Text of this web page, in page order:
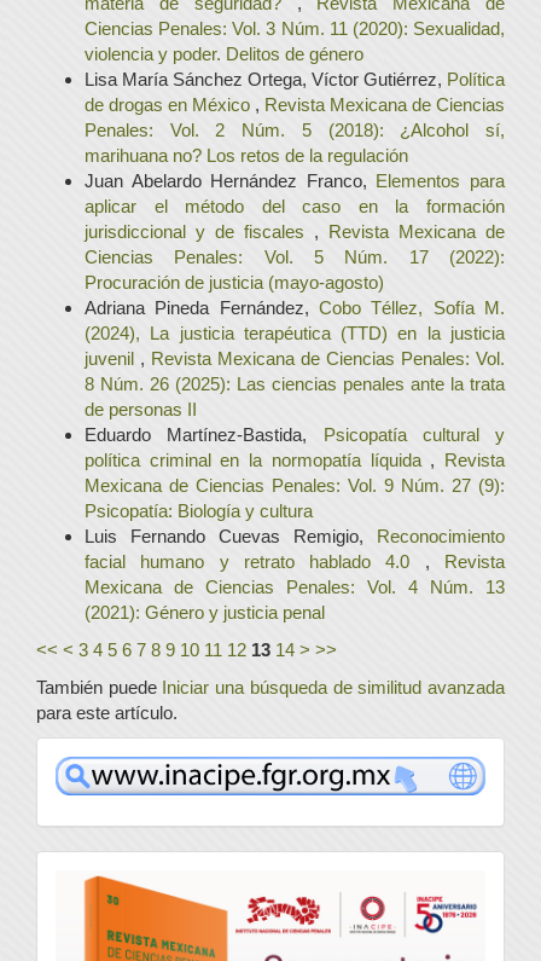
Ciencias Penales: Vol. 3 Núm. 11 (2020): Sexualidad,
violencia y poder. Delitos de género
Lisa María Sánchez Ortega, Víctor Gutiérrez, Política
de drogas en México , Revista Mexicana de Ciencias
Penales: Vol. 2 Núm. 5 (2018): ¿Alcohol sí,
marihuana no? Los retos de la regulación
Juan Abelardo Hernández Franco, Elementos para
aplicar el método del caso en la formación
jurisdiccional y de fiscales , Revista Mexicana de
Ciencias Penales: Vol. 5 Núm. 17 (2022):
Procuración de justicia (mayo-agosto)
Adriana Pineda Fernández, Cobo Téllez, Sofía M.
(2024), La justicia terapéutica (TTD) en la justicia
juvenil , Revista Mexicana de Ciencias Penales: Vol.
8 Núm. 26 (2025): Las ciencias penales ante la trata
de personas II
Eduardo Martínez-Bastida, Psicopatía cultural y
política criminal en la normopatía líquida , Revista
Mexicana de Ciencias Penales: Vol. 9 Núm. 27 (9):
Psicopatía: Biología y cultura
Luis Fernando Cuevas Remigio, Reconocimiento
facial humano y retrato hablado 4.0 , Revista
Mexicana de Ciencias Penales: Vol. 4 Núm. 13
(2021): Género y justicia penal
<< < 3 4 5 6 7 8 9 10 11 12 13 14 > >>
También puede Iniciar una búsqueda de similitud avanzada
para este artículo.
www
convocatoria